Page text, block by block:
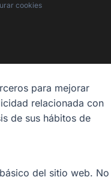
cookies
para mejorar
relacionada con
de sus hábitos de
del sitio web. No